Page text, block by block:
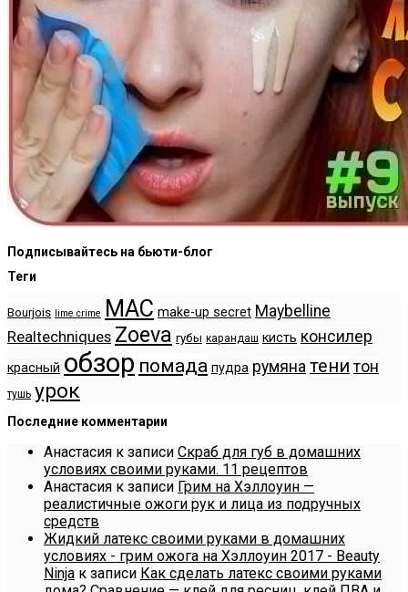
Подписывайтесь на бьюти-блог
Теги
Bourjois lime crime MAC make-up secret Maybelline
Realtechniques Zoeva губы карандаш кисть консилер
красный обзор помада пудра румяна тени тон
тушь урок
Последние комментарии
Анастасия к записи Скраб для губ в домашних
условиях своими руками. 11 рецептов
Анастасия к записи Грим на Хэллоуин —
реалистичные ожоги рук и лица из подручных
средств
Жидкий латекс своими руками в домашних
условиях - грим ожога на Хэллоуин 2017 - Beauty
Ninja к записи Как сделать латекс своими руками